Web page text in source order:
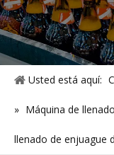
Usted está aquí:
» Máquina de
llenado de enjuague